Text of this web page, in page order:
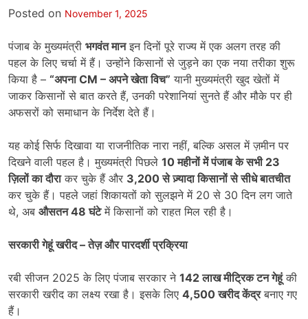
Posted on November 1, 2025
पंजाब के मुख्यमंत्री भगवंत मानइन दिनों पूरे राज्य में एक अलग तरह की
पहल के लिए चर्चा में हैं। उन्होंने किसानों से जुड़ने का एक नया तरीका शुरू
किया है – “अपनाCM – अपने खेता विच” यानी मुख्यमंत्री खुद खेतों में
जाकर किसानों से बात करते हैं, उनकी परेशानियां सुनते हैं और मौके पर ही
अफसरों को समाधान के निर्देश देते हैं।
यह कोई सिर्फ दिखावा या राजनीतिक नारा नहीं, बल्कि असल में ज़मीन पर
दिखने वाली पहल है। मुख्यमंत्री पिछले 10महीनों में पंजाब के सभी 23
ज़िलों का दौराकर चुके हैं और 3,200से ज़्यादा किसानों से सीधे बातचीत
कर चुके हैं। पहले जहां शिकायतों को सुलझने में 20 से 30 दिन लग जाते
थे, अब औसतन48घंटेमें किसानों को राहत मिल रही है।
सरकारी गेहूं खरीद–तेज़ और पारदर्शी प्रक्रिया
रबी सीजन 2025 के लिए पंजाब सरकार ने 142लाख मीट्रिक टन गेहूंकी
सरकारी खरीद का लक्ष्य रखा है। इसके लिए 4,500खरीद केंद्रबनाए गए
हैं।